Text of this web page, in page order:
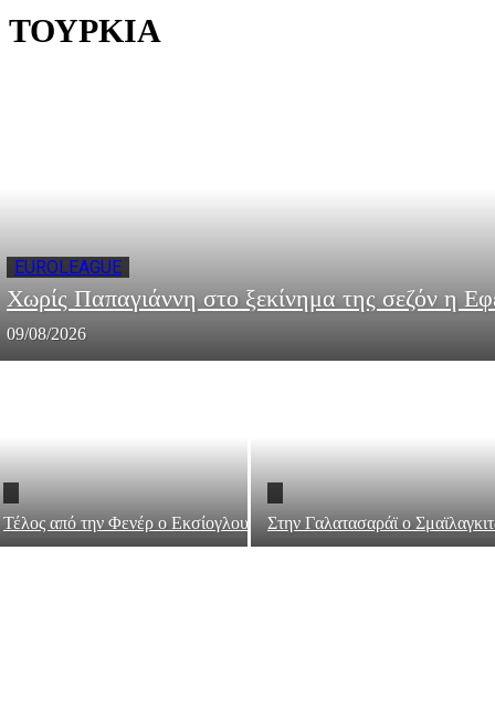
ΤΟΥΡΚΙΑ
EUROLEAGUE
Χωρίς Παπαγιάννη στο ξεκίνημα της σεζόν η
09/08/2026
Τέλος από την Φενέρ ο Εκσίογλου Στην Γαλατασαράϊ ο